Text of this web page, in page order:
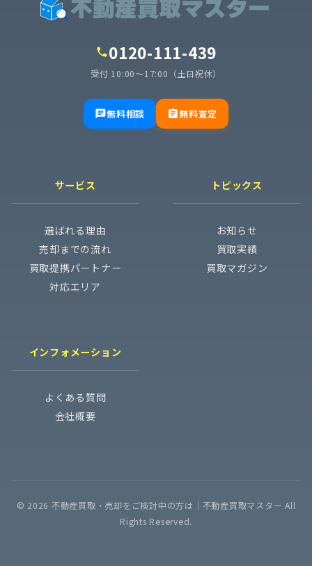
call0120-111-439
受付 10:00〜17:00（土日祝休）
chat無料相談 assignment無料査定
サービス
選ばれる理由
売却までの流れ
買取提携パートナー
対応エリア
トピックス
お知らせ
買取実績
買取マガジン
インフォメーション
よくある質問
会社概要
© 2026 不動産買取・売却をご検討中の方は│不動産買取マスター All
Rights Reserved.